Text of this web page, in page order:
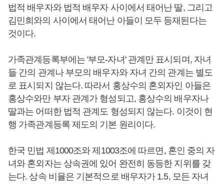
법적 배우자와 법적 배우자 사이에서 태어난 딸, 그리고
김민희와의 사이에서 태어난 아들이 모두 등재된다는
것이다.
가족관계등록부에는 '부모-자녀' 관계만 표시되며, 자녀
들 간의 관계나 부모의 배우자와 자녀 간의 관계는 별도
로 표시되지 않는다. 따라서 홍상수의 혼외자인 아들은
홍상수와만 부자 관계가 형성되고, 홍상수의 배우자나
딸과는 어떠한 법적 관계도 형성되지 않는다. 이것이 현
행 가족관계등록 제도의 기본 원리이다.
한국 민법 제1000조와 제1003조에 따르면, 혼인 중의 자
녀와 혼외자는 상속권에 있어 완전히 동등한 지위를 갖
는다. 상속 비율은 기본적으로 배우자가 1.5, 모든 자녀